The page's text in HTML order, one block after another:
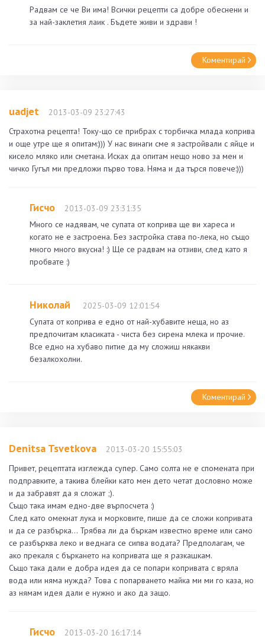
Радвам се че Ви има! Всички рецепти са добре обеснени и
за най-заклетия лаик . Бъдете живи и здрави !
Коментирай
uadjet
2013-03-09 23:27:43
Страхотна рецепта! Току-що се прибрах с торбичка млада коприва
и още утре ще я опитам:))) У нас винаги сме я застройвали с яйце и
кисело мляко или сметана. Исках да опитам нещо ново за мен и
чичко Гугъл ми предложи първо това. Няма и да търся повече:)))
Гисчо
2013-03-09 23:31:35
Много се надявам, че супата от коприва ще ви хареса и
когато не е застроена. Без застройка става по-лека, но също
много много вкусна! :) Ще се радвам на отзиви, след като я
пробвате :)
Николай
2025-03-09 12:01:54
Супата от коприва е едно от най-хубавите неща, но аз
предпочитам класиката - чиста без сирена млека и прочие.
Все едно на хубаво питие да му сложиш някакви
безалкохолни.
Коментирай
Denitsa Tsvetkova
2013-03-20 15:55:03
Привет, рецептата изглежда супер. Само солта не е спомената при
подправките, а такива блейки като мен дето четат дословно може
и да забравят да я сложат ;).
Също така имам едно-две върпосчета :)
След като омекнат лука и морковите, пише да се сложи копривата
и да се разбърка... Трябва ли да бъркам известно време или само
се разбърква леко и веднага се сипва водата? Предполагам, че
ако прекаля с бъркането на копривата ще я разкашкам.
Също така дали е добра идея да се попари копривата с вряла
вода или няма нужда? Това с попарването майка ми ми го каза, но
аз нямам идея дали е нужно и ако да защо.
Гисчо
2013-03-20 16:17:14